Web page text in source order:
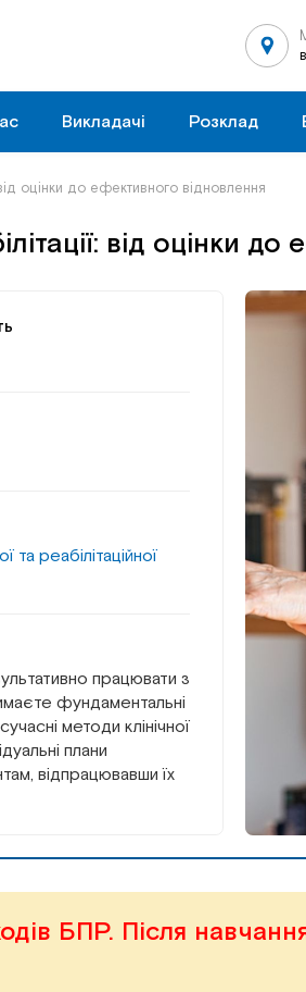
Викладачі Розклад
оцінки до ефективного відновлення
від оцінки
реабілітаційної
працювати з
фундаментальні
методи клінічної
плани
відпрацювавши їх
БПР. Після